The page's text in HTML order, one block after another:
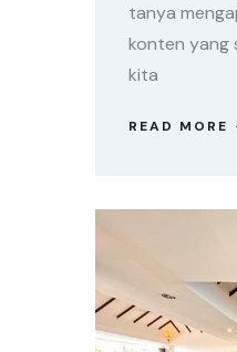
tanya
konten yang
kita
READ MORE